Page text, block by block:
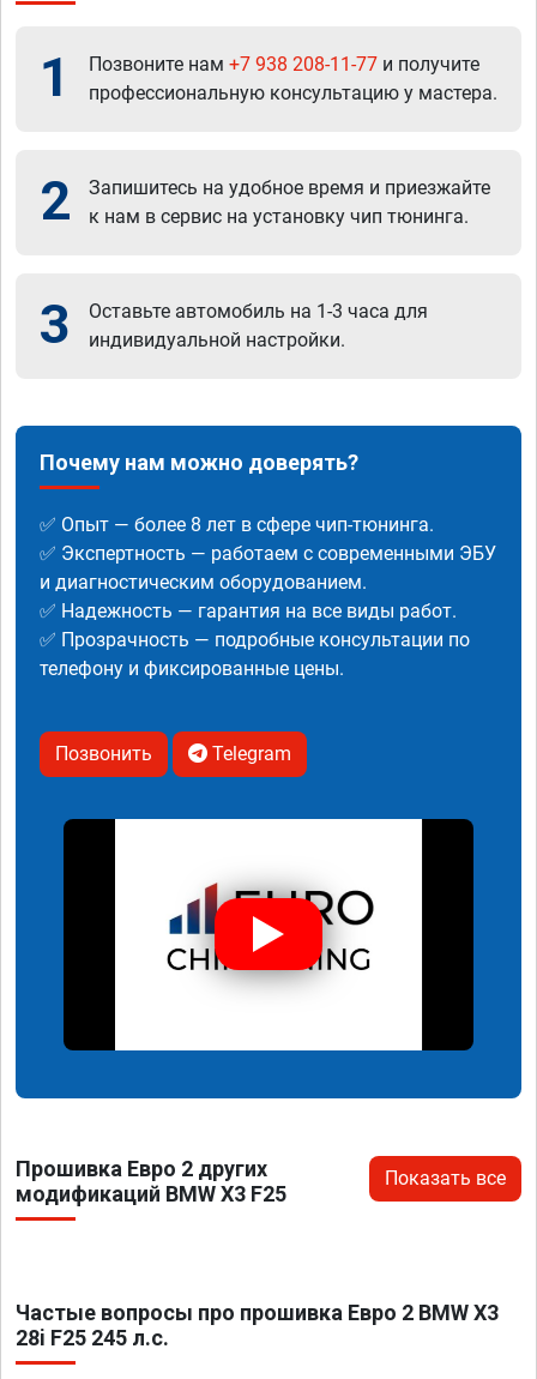
1 Позвоните нам +7 938 208-11-77 и получите
профессиональную консультацию у мастера.
2
Запишитесь на удобное время и приезжайте
к нам в сервис на установку чип тюнинга.
3
Оставьте автомобиль на 1-3 часа для
индивидуальной настройки.
Почему нам можно доверять?
✅ Опыт — более 8 лет в сфере чип-тюнинга.
✅ Экспертность — работаем с современными ЭБУ
и диагностическим оборудованием.
✅ Надежность — гарантия на все виды работ.
✅ Прозрачность — подробные консультации по
телефону и фиксированные цены.
Позвонить Telegram
Прошивка Евро 2 других
модификаций BMW X3 F25
Показать все
Частые вопросы про прошивка Евро 2 BMW X3
28i F25 245 л.с.